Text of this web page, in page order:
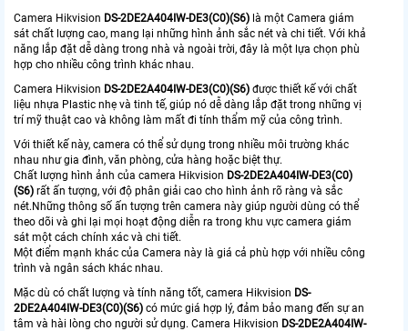
Camera Hikvision DS-2DE2A404IW-DE3(C0)(S6) là một Camera giám
sát chất lượng cao, mang lại những hình ảnh sắc nét và chi tiết. Với khả
năng lắp đặt dễ dàng trong nhà và ngoài trời, đây là một lựa chọn phù
hợp cho nhiều công trình khác nhau.
Camera Hikvision DS-2DE2A404IW-DE3(C0)(S6) được thiết kế với chất
liệu nhựa Plastic nhẹ và tinh tế, giúp nó dễ dàng lắp đặt trong những vị
trí mỹ thuật cao và không làm mất đi tính thẩm mỹ của công trình.
Với thiết kế này, camera có thể sử dụng trong nhiều môi trường khác
nhau như gia đình, văn phòng, cửa hàng hoặc biệt thự.
Chất lượng hình ảnh của camera Hikvision DS-2DE2A404IW-DE3(C0)
(S6) rất ấn tượng, với độ phân giải cao cho hình ảnh rõ ràng và sắc
nét.Những thông số ấn tượng trên camera này giúp người dùng có thể
theo dõi và ghi lại mọi hoạt động diễn ra trong khu vực camera giám
sát một cách chính xác và chi tiết.
Một điểm mạnh khác của Camera này là giá cả phù hợp với nhiều công
trình và ngân sách khác nhau.
Mặc dù có chất lượng và tính năng tốt, camera Hikvision DS-
2DE2A404IW-DE3(C0)(S6) có mức giá hợp lý, đảm bảo mang đến sự an
tâm và hài lòng cho người sử dụng. Camera Hikvision DS-2DE2A404IW-